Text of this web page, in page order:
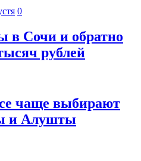
0
в Сочи и обратно
рублей
чаще выбирают
и Алушты